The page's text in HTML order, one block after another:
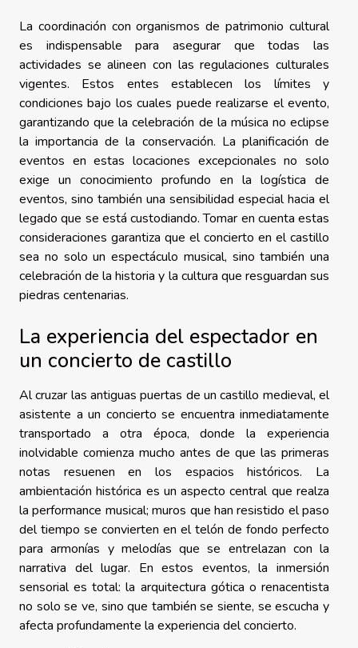
La coordinación con organismos de patrimonio cultural
es indispensable para asegurar que todas las
actividades se alineen con las regulaciones culturales
vigentes. Estos entes establecen los límites y
condiciones bajo los cuales puede realizarse el evento,
garantizando que la celebración de la música no eclipse
la importancia de la conservación. La planificación de
eventos en estas locaciones excepcionales no solo
exige un conocimiento profundo en la logística de
eventos, sino también una sensibilidad especial hacia el
legado que se está custodiando. Tomar en cuenta estas
consideraciones garantiza que el concierto en el castillo
sea no solo un espectáculo musical, sino también una
celebración de la historia y la cultura que resguardan sus
piedras centenarias.
La experiencia del espectador en
un concierto de castillo
Al cruzar las antiguas puertas de un castillo medieval, el
asistente a un concierto se encuentra inmediatamente
transportado a otra época, donde la experiencia
inolvidable comienza mucho antes de que las primeras
notas resuenen en los espacios históricos. La
ambientación histórica es un aspecto central que realza
la performance musical; muros que han resistido el paso
del tiempo se convierten en el telón de fondo perfecto
para armonías y melodías que se entrelazan con la
narrativa del lugar. En estos eventos, la inmersión
sensorial es total: la arquitectura gótica o renacentista
no solo se ve, sino que también se siente, se escucha y
afecta profundamente la experiencia del concierto.